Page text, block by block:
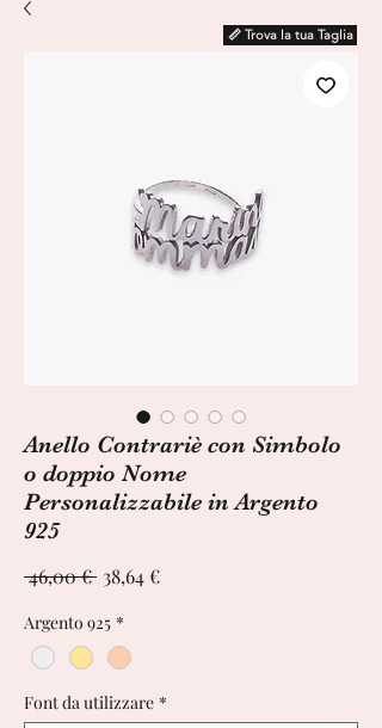
Anello Contrariè con Simbolo
o doppio Nome
Personalizzabile in Argento
925
46,00 € Prezzo
38,64 €Prezzo
Argento 925 *
Font da utilizzare *
📏 Trova la tua Taglia